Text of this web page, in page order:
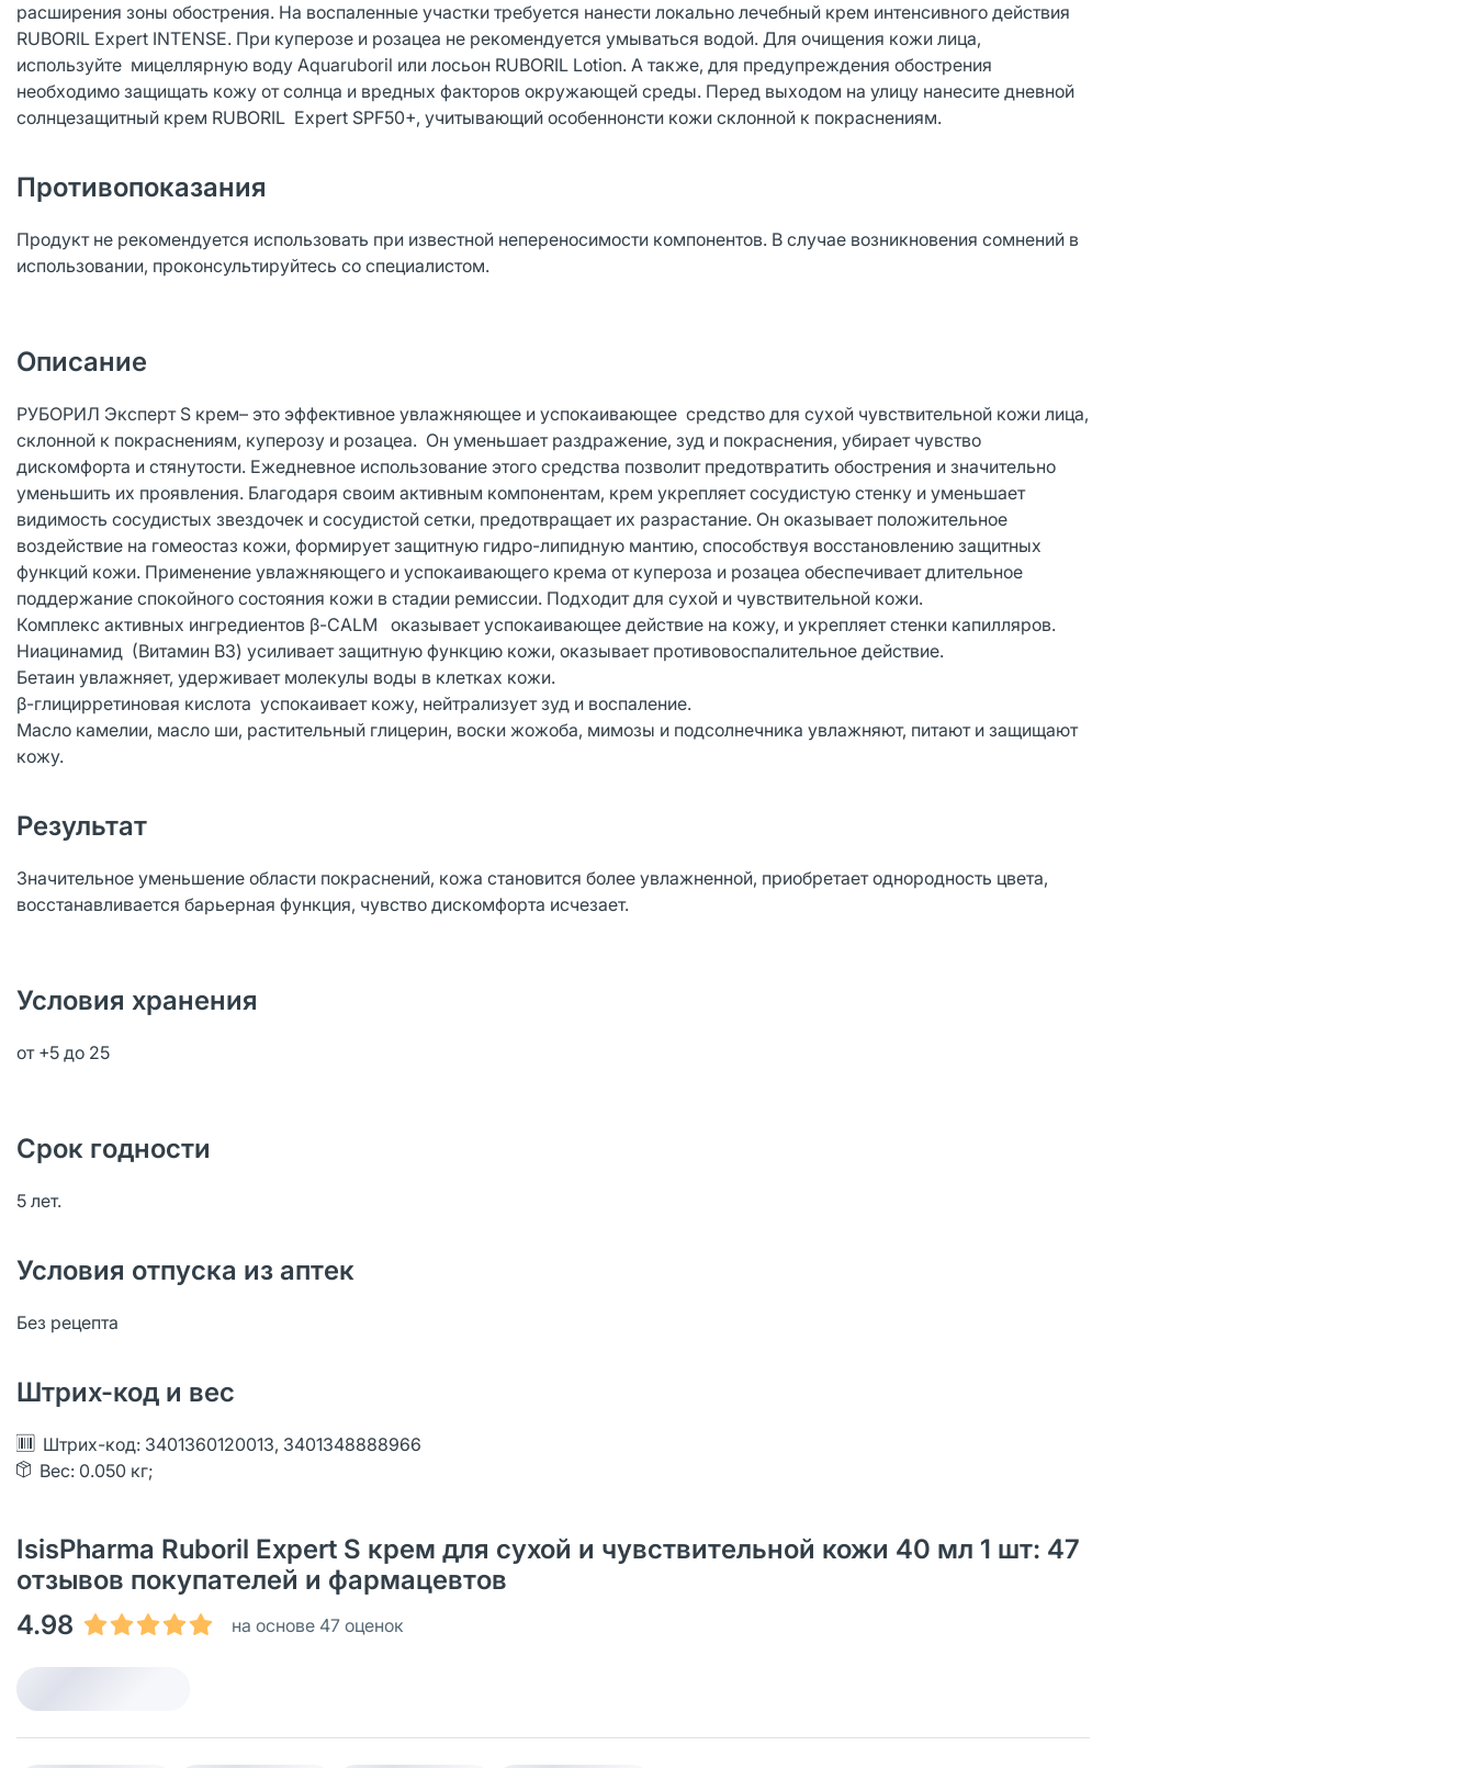
расширения зоны обострения. На воспаленные участки требуется нанести локально лечебный крем интенсивного действия
RUBORIL Expert INTENSE. При куперозе и розацеа не рекомендуется умываться водой. Для очищения кожи лица,
используйте мицеллярную воду Aquaruboril или лосьон RUBORIL Lotion. А также, для предупреждения обострения
необходимо защищать кожу от солнца и вредных факторов окружающей среды. Перед выходом на улицу нанесите дневной
солнцезащитный крем RUBORIL Expert SPF50+, учитывающий особеннонсти кожи склонной к покраснениям.
Противопоказания
Продукт не рекомендуется использовать при известной непереносимости компонентов. В случае возникновения сомнений в
использовании, проконсультируйтесь со специалистом.
Описание
РУБОРИЛ Эксперт S крем– это эффективное увлажняющее и успокаивающее средство для сухой чувствительной кожи лица,
склонной к покраснениям, куперозу и розацеа. Он уменьшает раздражение, зуд и покраснения, убирает чувство
дискомфорта и стянутости. Ежедневное использование этого средства позволит предотвратить обострения и значительно
уменьшить их проявления. Благодаря своим активным компонентам, крем укрепляет сосудистую стенку и уменьшает
видимость сосудистых звездочек и сосудистой сетки, предотвращает их разрастание. Он оказывает положительное
воздействие на гомеостаз кожи, формирует защитную гидро-липидную мантию, способствуя восстановлению защитных
функций кожи. Применение увлажняющего и успокаивающего крема от купероза и розацеа обеспечивает длительное
поддержание спокойного состояния кожи в стадии ремиссии. Подходит для сухой и чувствительной кожи.
Комплекс активных ингредиентов β-CALM оказывает успокаивающее действие на кожу, и укрепляет стенки капилляров.
Ниацинамид (Витамин В3) усиливает защитную функцию кожи, оказывает противовоспалительное действие.
Бетаин увлажняет, удерживает молекулы воды в клетках кожи.
β-глицирретиновая кислота успокаивает кожу, нейтрализует зуд и воспаление.
Масло камелии, масло ши, растительный глицерин, воски жожоба, мимозы и подсолнечника увлажняют, питают и защищают
кожу.
Результат
Значительное уменьшение области покраснений, кожа становится более увлажненной, приобретает однородность цвета,
восстанавливается барьерная функция, чувство дискомфорта исчезает.
Условия хранения
от +5 до 25
Срок годности
5 лет.
Условия отпуска из аптек
Без рецепта
Штрих-код и вес
Штрих-код: 3401360120013, 3401348888966
Вес: 0.050 кг;
IsisPharma Ruboril Expert S крем для сухой и чувствительной кожи 40 мл 1 шт: 47
отзывов покупателей и фармацевтов
4.98
на основе 47 оценок